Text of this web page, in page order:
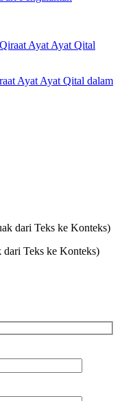
Ayat Ayat Qital dalam
Teks ke Konteks)